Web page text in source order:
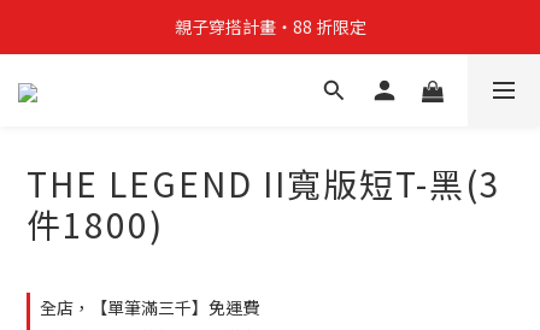
親子穿搭計畫・88 折限定
親子穿搭計畫・88 折限定
貼身補貨計畫  任選 6 件 $888
親子穿搭計畫・88 折限定
THE LEGEND II寬版短T-黑(3
件1800)
全店，【單筆滿三千】免運費